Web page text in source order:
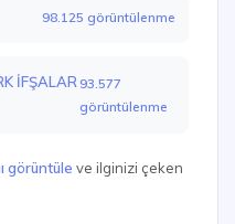
98.125 görüntülenme
İFŞALAR 93.577
görüntülenme
görüntüle ve ilginizi çeken